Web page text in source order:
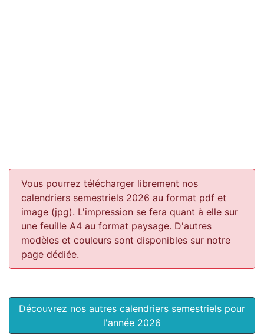
Vous pourrez télécharger librement nos
calendriers semestriels 2026 au format pdf et
image (jpg). L'impression se fera quant à elle sur
une feuille A4 au format paysage. D'autres
modèles et couleurs sont disponibles sur notre
page dédiée.
Découvrez nos autres calendriers semestriels pour
l'année 2026